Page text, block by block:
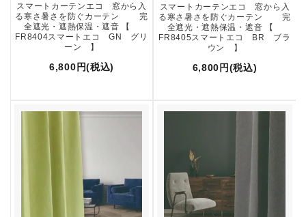
スマートカーテンエコ 窓から入
る寒さ暑さを防ぐカーテン 完
全遮光・遮熱保温・遮音 【
FR8404スマートエコ GN グリ
ーン 】
6,800円(税込)
スマートカーテンエコ 窓から入
る寒さ暑さを防ぐカーテン 完
全遮光・遮熱保温・遮音 【
FR8405スマートエコ BR ブラ
ウン 】
6,800円(税込)